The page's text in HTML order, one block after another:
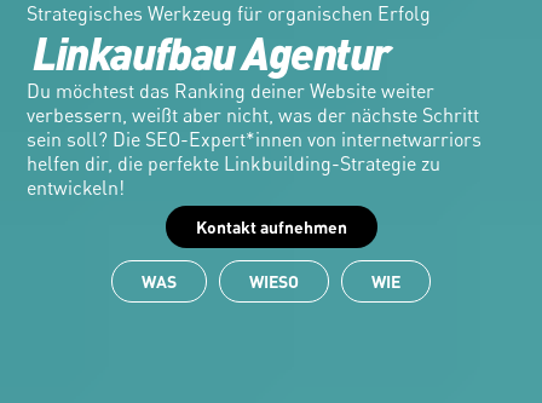
Strategisches Werkzeug für organischen Erfolg
Linkaufbau Agentur
Du möchtest das Ranking deiner Website weiter
verbessern, weißt aber nicht, was der nächste Schritt
sein soll? Die SEO-Expert*innen von internetwarriors
helfen dir, die perfekte Linkbuilding-Strategie zu
entwickeln!
Kontakt aufnehmen
WAS WIESO WIE